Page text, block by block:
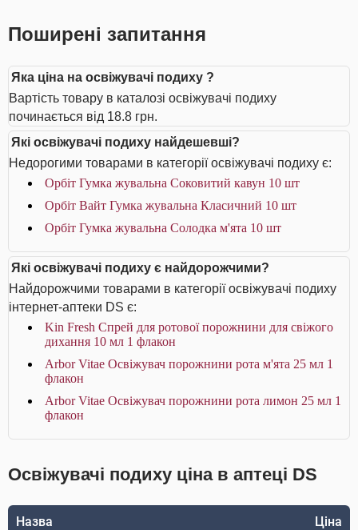
Поширені запитання
Яка ціна на освіжувачі подиху ?
Вартість товару в каталозі освіжувачі подиху
починається від 18.8 грн.
Які освіжувачі подиху найдешевші?
Недорогими товарами в категорії освіжувачі подиху є:
Орбіт Гумка жувальна Соковитий кавун 10 шт
Орбіт Вайт Гумка жувальна Класичний 10 шт
Орбіт Гумка жувальна Солодка м'ята 10 шт
Які освіжувачі подиху є найдорожчими?
Найдорожчими товарами в категорії освіжувачі подиху
інтернет-аптеки DS є:
Kin Fresh Спрей для ротової порожнини для свіжого
дихання 10 мл 1 флакон
Arbor Vitae Освіжувач порожнини рота м'ята 25 мл 1
флакон
Arbor Vitae Освіжувач порожнини рота лимон 25 мл 1
флакон
Освіжувачі подиху ціна в аптеці DS
Назва Ціна